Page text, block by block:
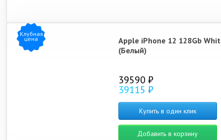
Клубная
цена
Apple iPhone 12 128Gb
(Белый)
39590 ₽
39115 ₽
Купить в один клик
Добавить в корзину